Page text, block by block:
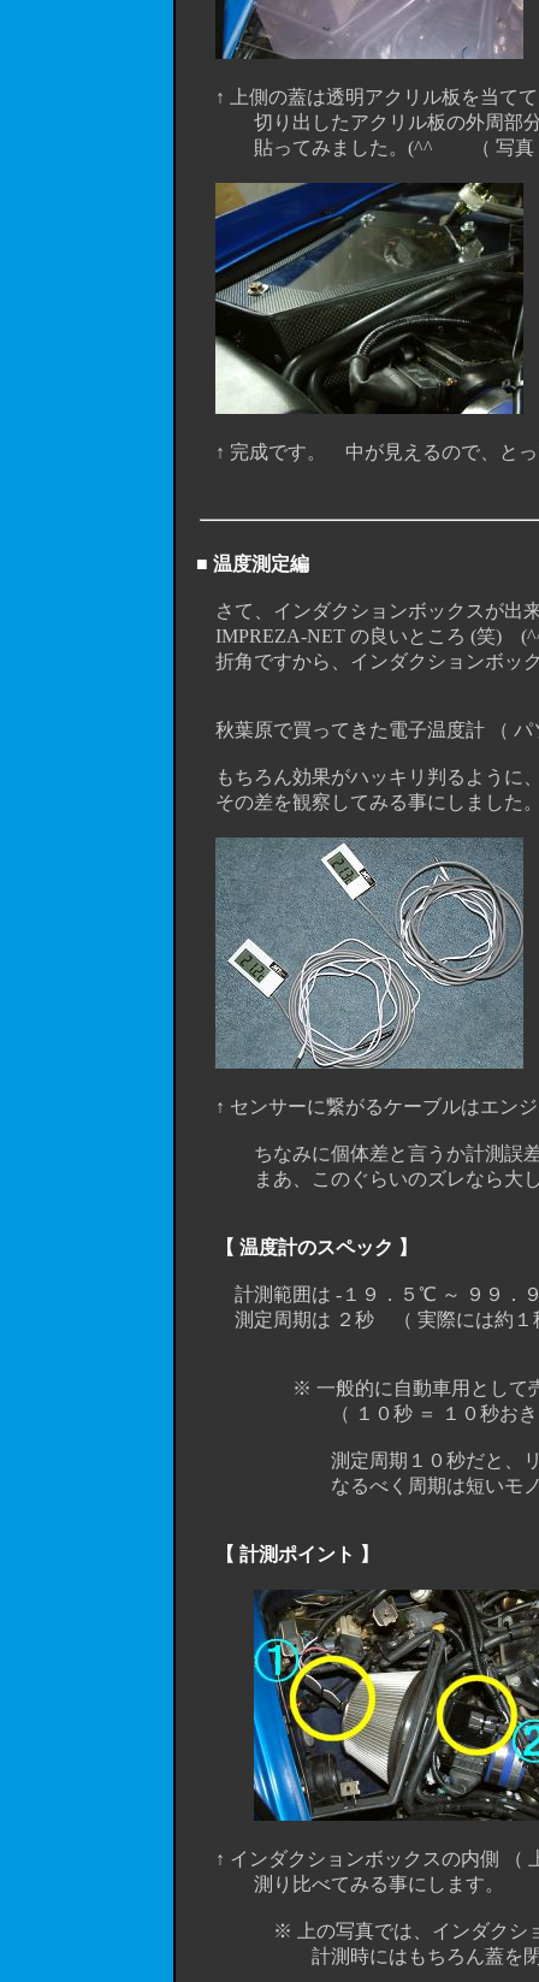
↑ 上側の蓋は透明アクリル板を当てて
切り出したアクリル板の外周部分を
貼ってみました。(^^ゞ （ 写真
↑ 完成です。 中が見えるので、と
■ 温度測定編
さて、インダクションボックスが出来
IMPREZA-NET の良いところ (笑)
折角ですから、インダクションボック
秋葉原で買ってきた電子温度計 （ パ
もちろん効果がハッキリ判るように、
その差を観察してみる事にしました
↑ センサーに繋がるケーブルはエンジ
ちなみに個体差と言うか計測誤差と
まあ、このぐらいのズレなら大した
【 温度計のスペック 】
計測範囲は -１９．５℃ ～ ９９．
測定周期は ２秒 （ 実際には約１秒
※ 一般的に自動車用として売られ
（ １０秒 ＝ １０秒おきに温度
測定周期１０秒だと、リアルタ
なるべく周期は短いモノを選
【 計測ポイント 】
↑ インダクションボックスの内側 （
測り比べてみる事にします。
※ 上の写真では、インダクション
計測時にはもちろん蓋を閉じ